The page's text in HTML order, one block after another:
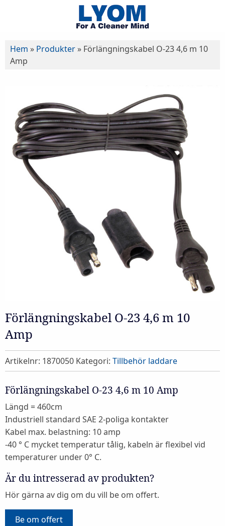
Hem » Produkter » Förlängningskabel O-23 4,6 m 10
Amp
Förlängningskabel O-23 4,6 m 10
Amp
Artikelnr: 1870050 Kategori: Tillbehör laddare
Förlängningskabel O-23 4,6 m 10 Amp
Längd = 460cm
Industriell standard SAE 2-poliga kontakter
Kabel max. belastning: 10 amp
-40 ° C mycket temperatur tålig, kabeln är flexibel vid
temperaturer under 0° C.
Är du intresserad av produkten?
Hör gärna av dig om du vill be om offert.
Be om offert